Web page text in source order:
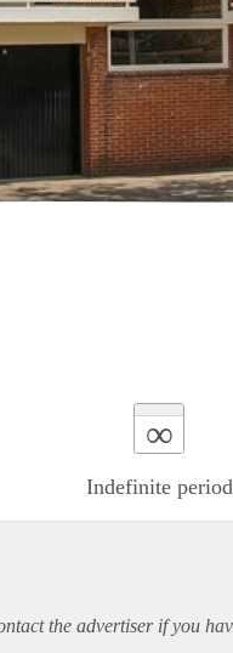
∞
Indefinite period
the advertiser if you